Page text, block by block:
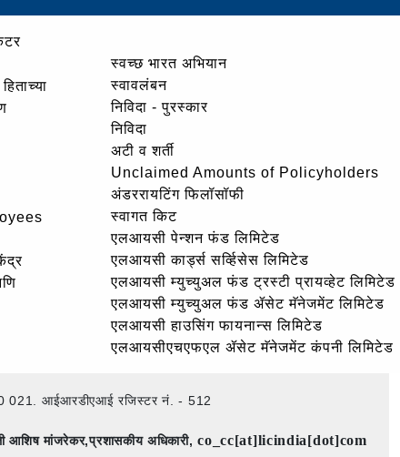
स्वच्छ भारत अभियान
स्वावलंबन
निविदा - पुरस्कार
निविदा
अटी व शर्ती
Unclaimed Amounts of Policyholders
अंडररायटिंग फिलॉसॉफी
स्वागत किट
एलआयसी पेन्शन फंड लिमिटेड
एलआयसी कार्ड्स सर्व्हिसेस लिमिटेड
एलआयसी म्युच्युअल फंड ट्रस्टी प्रायव्हेट लिमिटेड
एलआयसी म्युच्युअल फंड ॲसेट मॅनेजमेंट लिमिटेड
एलआयसी हाउसिंग फायनान्स लिमिटेड
एलआयसीएचएफएल ॲसेट मॅनेजमेंट कंपनी लिमिटेड
021. आईआरडीएआई रजिस्टर नं. - 512
आशिष मांजरेकर,प्रशासकीय अधिकारी, co_cc[at]licindia[dot]com